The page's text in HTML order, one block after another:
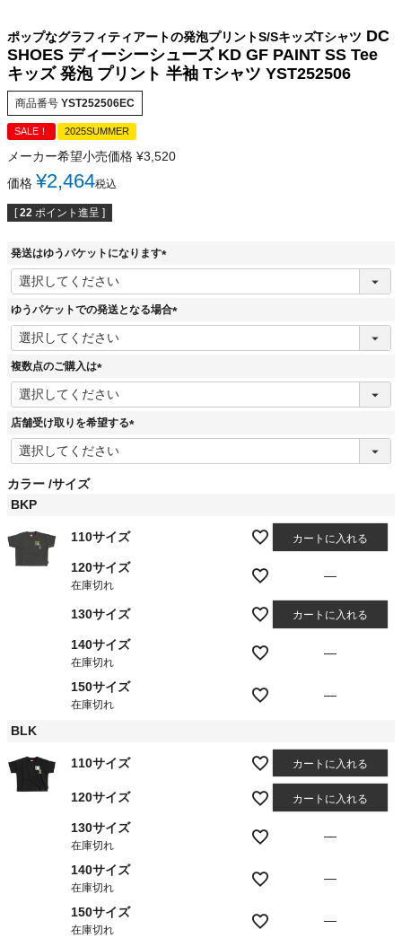
ポップなグラフィティアートの発泡プリントS/SキッズTシャツ DC
SHOES ディーシーシューズ KD GF PAINT SS Tee
キッズ 発泡 プリント 半袖 Tシャツ YST252506
商品番号 YST252506EC
SALE！ 2025SUMMER
メーカー希望小売価格 ¥3,520
価格 ¥2,464税込
[ 22 ポイント進呈 ]
発送はゆうパケットになります
(
須
ゆうパケットでの発送となる場合
(
複数点のご購入は
(
必
須
店舗受け取りを希望する
(
カラー サイズ
BKP
110サイズ カートに入れる
120サイズ
在庫切れ
—
130サイズ カートに入れる
140サイズ
在庫切れ
—
150サイズ
在庫切れ
—
BLK
110サイズ カートに入れる
120サイズ カートに入れる
130サイズ
在庫切れ
—
140サイズ
在庫切れ
—
150サイズ
在庫切れ
—